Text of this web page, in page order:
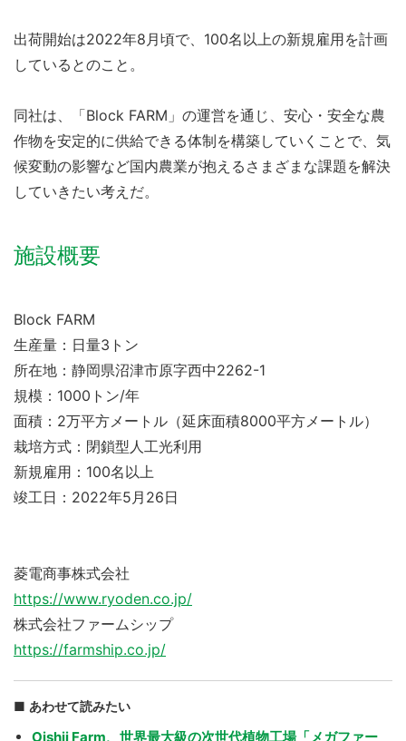
出荷開始は2022年8月頃で、100名以上の新規雇用を計画
しているとのこと。
同社は、「Block FARM」の運営を通じ、安心・安全な農
作物を安定的に供給できる体制を構築していくことで、気
候変動の影響など国内農業が抱えるさまざまな課題を解決
していきたい考えだ。
施設概要
Block FARM
生産量：日量3トン
所在地：静岡県沼津市原字西中2262-1
規模：1000トン/年
面積：2万平方メートル（延床面積8000平方メートル）
栽培方式：閉鎖型人工光利用
新規雇用：100名以上
竣工日：2022年5月26日
菱電商事株式会社
https://www.ryoden.co.jp/
株式会社ファームシップ
https://farmship.co.jp/
あわせて読みたい
Oishii Farm、世界最大級の次世代植物工場「メガファー